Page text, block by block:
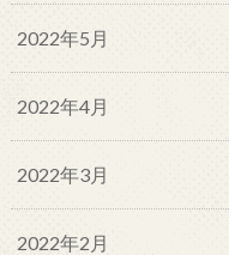
2022年5月
2022年4月
2022年3月
2022年2月